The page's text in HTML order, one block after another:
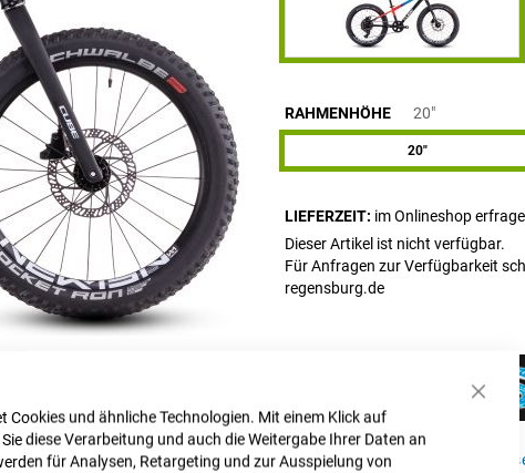
Cookies und ähnliche Technologien. Mit einem Klick auf
diese Verarbeitung und auch die Weitergabe Ihrer Daten an
für Analysen, Retargeting und zur Ausspielung von
RAHMENHÖHE 20"
20"
LIEFERZEIT im Onlineshop
Dieser Artikel ist nicht verfügbar.
Für Anfragen zur Verfügbarkeit
regensburg.de
Vergleichsliste: